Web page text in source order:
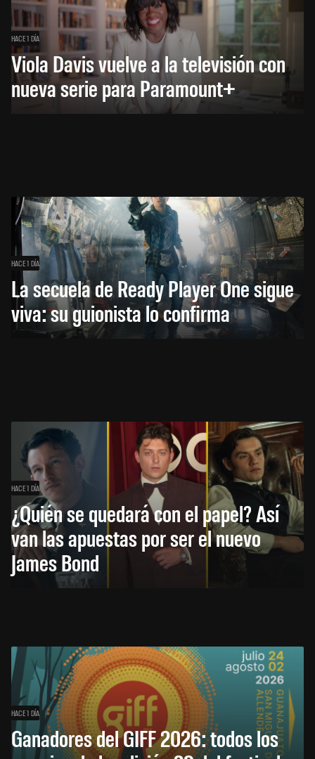
HACE 1 DÍA
Viola Davis vuelve a la televisión con
nueva serie para Paramount+
HACE 1 DÍA
La secuela de Ready Player One sigue
viva: su guionista lo confirma
HACE 1 DÍA
¿Quién se quedará con el papel? Así
van las apuestas por ser el nuevo
James Bond
HACE 1 DÍA
Ganadores del GIFF 2026: todos los